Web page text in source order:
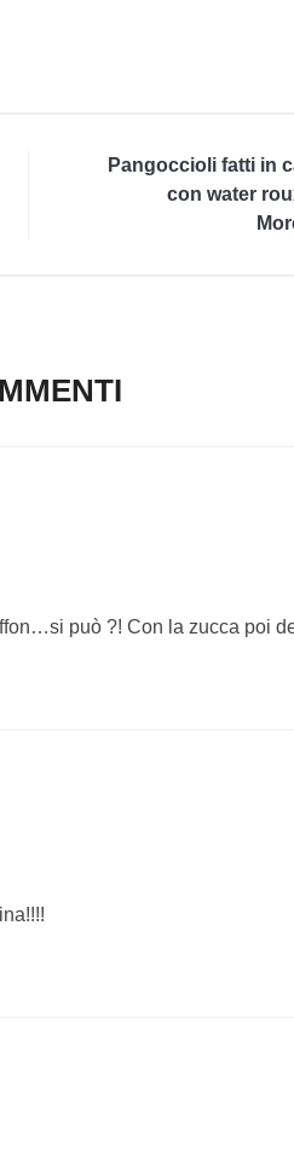
Pangoccioli fatti in
con water
può ?! Con la zucca poi